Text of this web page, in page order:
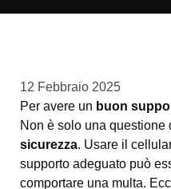
12 Febbraio 2025
Per avere un buon
Non è solo una questione
sicurezza. Usare il
supporto adeguato può
comportare una multa.